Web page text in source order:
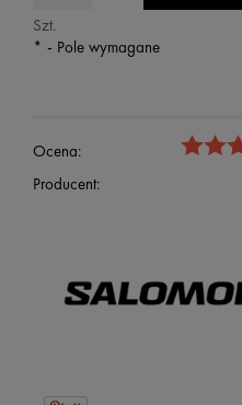
Szt.
* - Pole wymagane
Ocena:
Producent: